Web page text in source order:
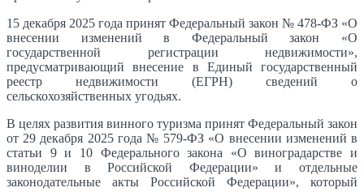
15 декабря 2025 года принят Федеральный закон № 478-ФЗ «О
внесении изменений в Федеральный закон «О
государственной регистрации недвижимости»,
предусматривающий внесение в Единый государственный
реестр недвижимости (ЕГРН) сведений о
сельскохозяйственных угодьях.
В целях развития винного туризма принят Федеральный закон
от 29 декабря 2025 года № 579-ФЗ «О внесении изменений в
статьи 9 и 10 Федерального закона «О виноградарстве и
виноделии в Российской Федерации» и отдельные
законодательные акты Российской Федерации», который